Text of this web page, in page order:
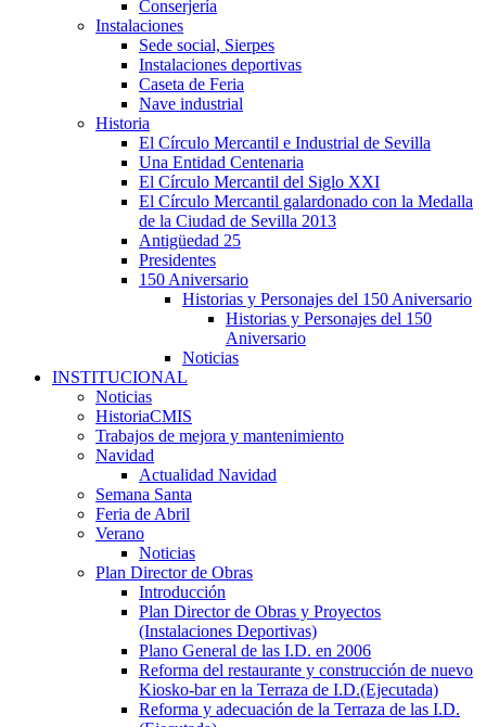
Conserjería
Instalaciones
Sede social, Sierpes
Instalaciones deportivas
Caseta de Feria
Nave industrial
Historia
El Círculo Mercantil e Industrial de Sevilla
Una Entidad Centenaria
El Círculo Mercantil del Siglo XXI
El Círculo Mercantil galardonado con la Medalla
de la Ciudad de Sevilla 2013
Antigüedad 25
Presidentes
150 Aniversario
Historias y Personajes del 150 Aniversario
Historias y Personajes del 150
Aniversario
Noticias
INSTITUCIONAL
Noticias
HistoriaCMIS
Trabajos de mejora y mantenimiento
Navidad
Actualidad Navidad
Semana Santa
Feria de Abril
Verano
Noticias
Plan Director de Obras
Introducción
Plan Director de Obras y Proyectos
(Instalaciones Deportivas)
Plano General de las I.D. en 2006
Reforma del restaurante y construcción de nuevo
Kiosko-bar en la Terraza de I.D.(Ejecutada)
Reforma y adecuación de la Terraza de las I.D.